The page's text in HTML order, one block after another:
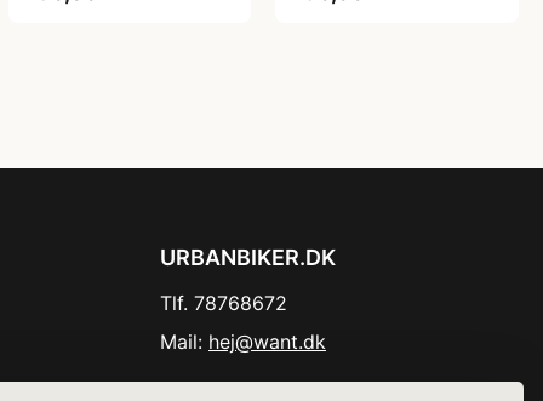
URBANBIKER.DK
Tlf. 78768672
Mail: hej@want.dk